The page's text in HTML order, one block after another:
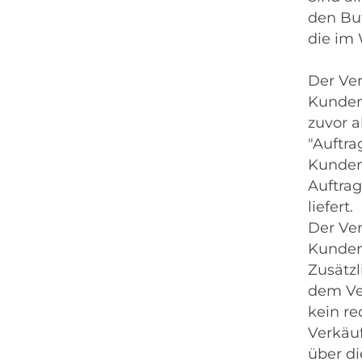
den
die im
Der
zuvor
liefert.
Der
dem
kein
über